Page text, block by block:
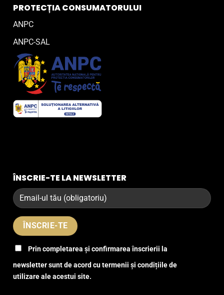
PROTECȚIA CONSUMATORULUI
ANPC
ANPC-SAL
ÎNSCRIE-TE LA NEWSLETTER
Prin completarea și confirmarea înscrierii la
newsletter sunt de acord cu termenii și condițiile de
utilizare ale acestui site.